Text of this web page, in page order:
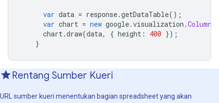
var data = response.getDataTable();
var chart = new google.visualization .
chart .draw(data, { height : 400 });
}
Rentang Sumber Kueri
URL sumber kueri menentukan bagian spreadsheet yang akan